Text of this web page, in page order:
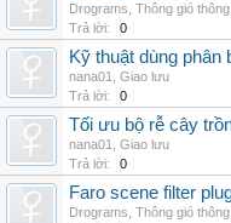
Drograms Thông gió
Trả lời:
0
Kỹ thuật dùng phân
nana01
Giao lưu
Trả lời:
0
Tối ưu bộ rễ cây
nana01
Giao lưu
Trả lời:
0
Faro scene filter
Drograms Thông gió